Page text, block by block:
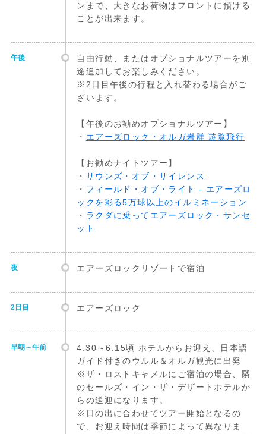
ンまで、大きなお荷物はフロントに預ける
ことが出来ます。
午後
自由行動、またはオプショナルツアーを別
途追加してお楽しみください。
※2日目午後の行程と入れ替わる場合がご
ざいます。
【午後のお勧めオプショナルツアー】
・ エアーズロック・オルガ岩群 遊覧飛行
【お勧めナイトツアー】
・ サウンズ・オブ・サイレンス
・ フィールド・オブ・ライト - エアーズロ
ックを彩る5万球以上のイルミネーション
・ ラクダに乗ってエアーズロック・サンセ
ット
夜 エアーズロックリゾートで宿泊
2日目 エアーズロック
早朝～午前
4:30～6:15頃 ホテルからお迎え、日本語
ガイド付きのウルル＆オルガ観光に出発
※ザ・ロストキャメルにご宿泊の場合、隣
のセールズ・イン・ザ・デザートホテルか
らの送迎になります。
※日の出に合わせてツアー開始となるの
で、お迎え時間は季節によって異なりま